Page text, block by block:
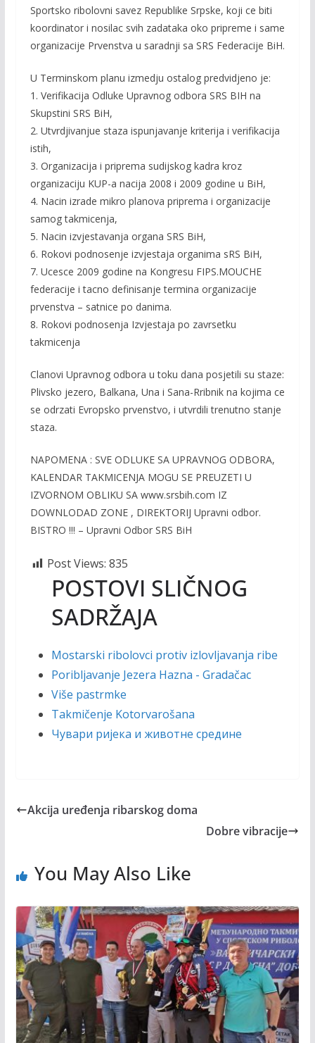
Sportsko ribolovni savez Republike Srpske, koji ce biti
koordinator i nosilac svih zadataka oko pripreme i same
organizacije Prvenstva u saradnji sa SRS Federacije BiH.
U Terminskom planu izmedju ostalog predvidjeno je:
1. Verifikacija Odluke Upravnog odbora SRS BIH na
Skupstini SRS BiH,
2. Utvrdjivanjue staza ispunjavanje kriterija i verifikacija
istih,
3. Organizacija i priprema sudijskog kadra kroz
organizaciju KUP-a nacija 2008 i 2009 godine u BiH,
4. Nacin izrade mikro planova priprema i organizacije
samog takmicenja,
5. Nacin izvjestavanja organa SRS BiH,
6. Rokovi podnosenje izvjestaja organima sRS BiH,
7. Ucesce 2009 godine na Kongresu FIPS.MOUCHE
federacije i tacno definisanje termina organizacije
prvenstva – satnice po danima.
8. Rokovi podnosenja Izvjestaja po zavrsetku
takmicenja
Clanovi Upravnog odbora u toku dana posjetili su staze:
Plivsko jezero, Balkana, Una i Sana-Rribnik na kojima ce
se odrzati Evropsko prvenstvo, i utvrdili trenutno stanje
staza.
NAPOMENA : SVE ODLUKE SA UPRAVNOG ODBORA,
KALENDAR TAKMICENJA MOGU SE PREUZETI U
IZVORNOM OBLIKU SA www.srsbih.com IZ
DOWNLODAD ZONE , DIREKTORIJ Upravni odbor.
BISTRO !!! – Upravni Odbor SRS BiH
Post Views: 835
POSTOVI SLIČNOG
SADRŽAJA
Mostarski ribolovci protiv izlovljavanja ribe
Poribljavanje Jezera Hazna - Gradačac
Više pastrmke
Takmičenje Kotorvarošana
Чувари ријека и животне средине
Akcija uređenja ribarskog doma
Dobre vibracije
You May Also Like